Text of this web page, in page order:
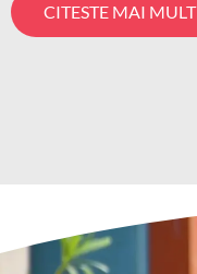
CITESTE MAI MULT